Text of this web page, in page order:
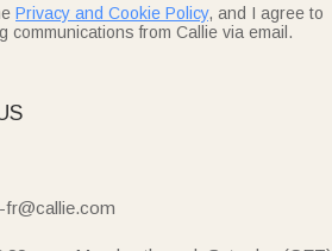
Privacy and Cookie Policy, and I agree to
communications from Callie via email.
fr@callie.com